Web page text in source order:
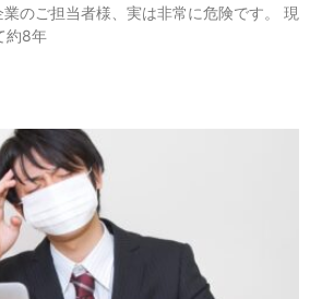
のご担当者様、実は非常に危険です。 現
約8年